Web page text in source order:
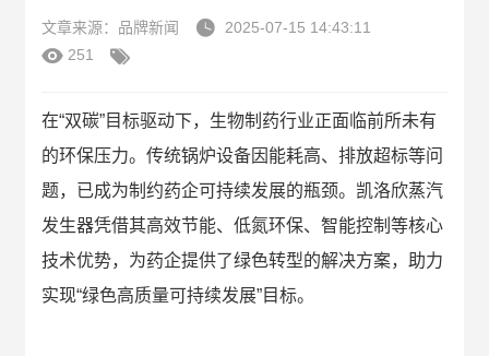
文章来源：品牌新闻  2025-07-15 14:43:11
 251 
在“双碳”目标驱动下，生物制药行业正面临前所未有
的环保压力。传统锅炉设备因能耗高、排放超标等问
题，已成为制约药企可持续发展的瓶颈。凯洛欣蒸汽
发生器凭借其高效节能、低氮环保、智能控制等核心
技术优势，为药企提供了绿色转型的解决方案，助力
实现“绿色高质量可持续发展”目标。